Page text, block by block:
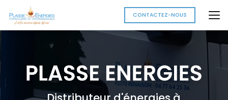
au
contenu
principal
CONTACTEZ-NOUS